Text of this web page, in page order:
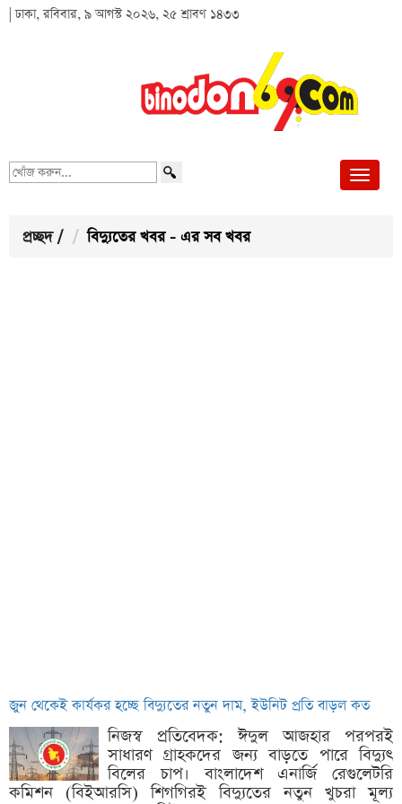
| ঢাকা, রবিবার, ৯ আগস্ট ২০২৬, ২৫ শ্রাবণ ১৪৩৩
খোঁজ
প্রচ্ছদ / বিদ্যুতের খবর - এর সব খবর
জুন থেকেই কার্যকর হচ্ছে বিদ্যুতের নতুন দাম, ইউনিট প্রতি বাড়ল কত
নিজস্ব প্রতিবেদক: ঈদুল আজহার পরপরই
সাধারণ গ্রাহকদের জন্য বাড়তে পারে বিদ্যুৎ
বিলের চাপ। বাংলাদেশ এনার্জি রেগুলেটরি
কমিশন (বিইআরসি) শিগগিরই বিদ্যুতের নতুন খুচরা মূল্য